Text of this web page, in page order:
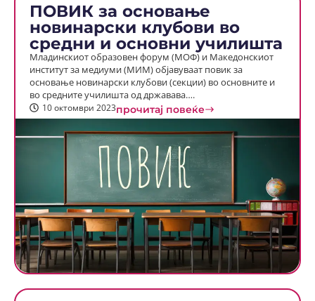
ПОВИК за основање
новинарски клубови во
средни и основни училишта
Младинскиот образовен форум (МОФ) и Македонскиот
институт за медиуми (МИМ) објавуваат повик за
основање новинарски клубови (секции) во основните и
во средните училишта од државава….
10 октомври 2023прочитај повеќе